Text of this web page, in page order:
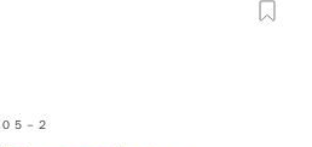
５－２